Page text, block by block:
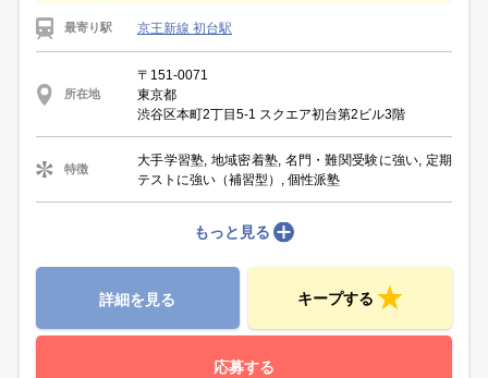
最寄り駅 京王新線 初台駅
所在地
〒151-0071
東京都
渋谷区本町2丁目5-1 スクエア初台第2ビル3階
特徴
大手学習塾, 地域密着塾, 名門・難関受験に強い, 定期
テストに強い（補習型）, 個性派塾
もっと見る
詳細を見る キープする
応募する